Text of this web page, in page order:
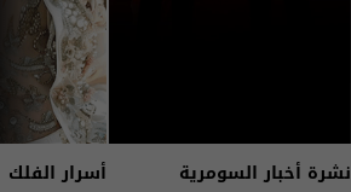
نشرة أخبار السومرية أسرار الفلك